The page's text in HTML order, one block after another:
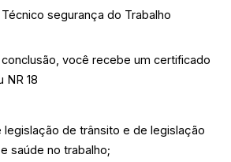
Técnico segurança do Trabalho
você recebe um certificado
NR 18
legislação de trânsito e de legislação
saúde no trabalho;